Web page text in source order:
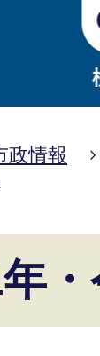
政情報
・